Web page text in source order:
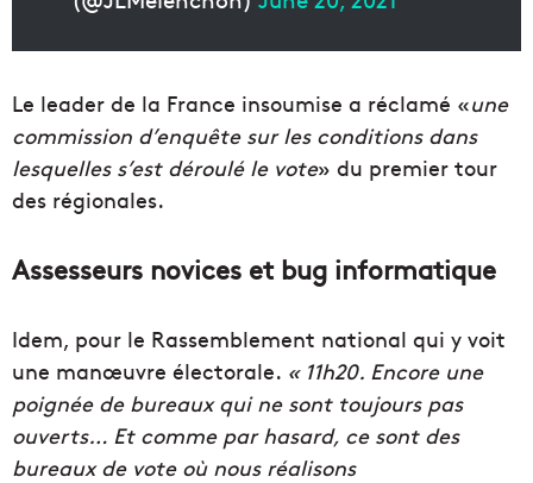
Le leader de la France insoumise a réclamé «une
commission d’enquête sur les conditions dans
lesquelles s’est déroulé le vote» du premier tour
des régionales.
Assesseurs novices et bug informatique
Idem, pour le Rassemblement national qui y voit
une manœuvre électorale. « 11h20. Encore une
poignée de bureaux qui ne sont toujours pas
ouverts… Et comme par hasard, ce sont des
bureaux de vote où nous réalisons